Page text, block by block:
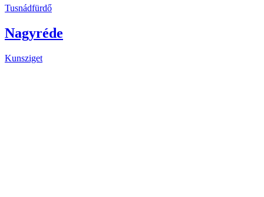
Tusnádfürdő
Nagyréde
Kunsziget